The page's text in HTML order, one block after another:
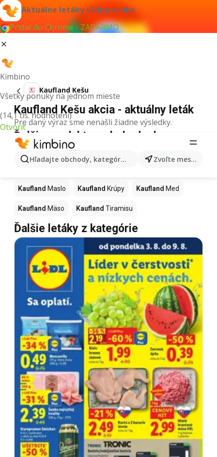
Aktuálne letáky vždy po ruke
Pridať do Chrome - ZADARMO
Kimbino
Všetky ponuky na jednom mieste
(14,1 tis. hodnotení)
Otvoriť
Hľadajte obchody, kategórie, produkty... Zvoľte mesto
Kaufland Kešu
Kaufland Kešu akcia - aktuálny leták
Pre daný výraz sme nenašli žiadne výsledky.
Ďalšie produkty v obchodoch
Kaufland
Kaufland Maslo Kaufland Krúpy Kaufland Med
Kaufland Mäso Kaufland Tiramisu
Ďalšie letáky z kategórie